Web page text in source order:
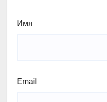
Имя
Email